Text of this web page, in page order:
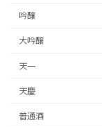
吟醸
大吟醸
天一
天慶
普通酒